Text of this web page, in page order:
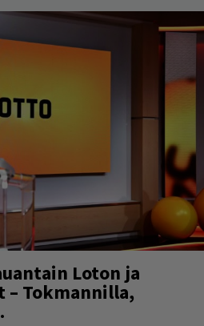
Loton ja
– Tokmannilla,